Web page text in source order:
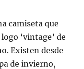
camiseta que
‘vintage’ de
Existen desde
de invierno,